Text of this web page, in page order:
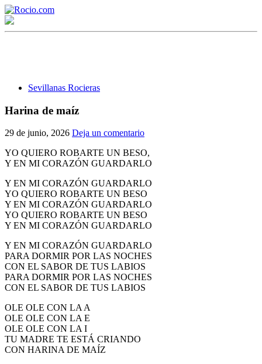
Sevillanas Rocieras
Harina de maíz
29 de junio, 2026 Deja un comentario
YO QUIERO ROBARTE UN BESO,
Y EN MI CORAZÓN GUARDARLO
Y EN MI CORAZÓN GUARDARLO
YO QUIERO ROBARTE UN BESO
Y EN MI CORAZÓN GUARDARLO
YO QUIERO ROBARTE UN BESO
Y EN MI CORAZÓN GUARDARLO
Y EN MI CORAZÓN GUARDARLO
PARA DORMIR POR LAS NOCHES
CON EL SABOR DE TUS LABIOS
PARA DORMIR POR LAS NOCHES
CON EL SABOR DE TUS LABIOS
OLE OLE CON LA A
OLE OLE CON LA E
OLE OLE CON LA I
TU MADRE TE ESTÁ CRIANDO
CON HARINA DE MAÍZ
¡Bienvenido! Soy el asistente virtual de rocio.com.
Historia de la Virgen del Rocío
¿Cuándo es la romería del Rocío?
¿Cuándo se construyó la primera ermita?
El traslado cada siete años
¿Cuales son los actos principales que se celebran en el
Quiero hacer el camino,¿que tengo que hacer?
En el Rocío, ¿dónde me alojo?